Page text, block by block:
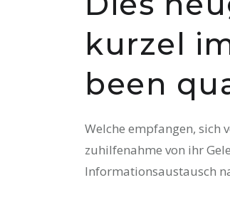
kurzel
been
Welche empfangen, sich
zuhilfenahme von ihr
Informationsaustausch